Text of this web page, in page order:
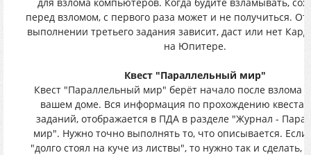
перед взломом, с первого раза может и не получиться. От
выполнении третьего задания зависит, даст или нет
на Юпитере.
Квест "Параллельный мир"
Квест "Параллельный мир" берёт начало после взлома
вашем доме. Вся информация по прохождению квеста,
заданий, отображается в ПДА в разделе "Журнал -
мир". Нужно точно выполнять то, что описывается. Если
"долго стоял на куче из листвы", то нужно так и сделать,